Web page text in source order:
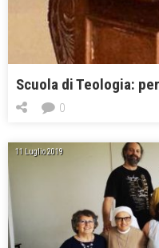
Scuola di Teologia:
0
11 Luglio 2019